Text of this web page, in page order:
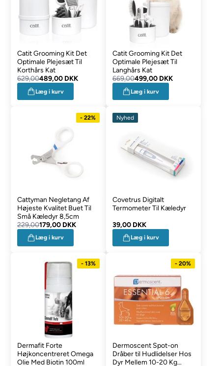
Catit Grooming Kit Det
Optimale Plejesæt Til
Korthårs Kat
629,00489,00 DKK
Læg i kurv
Catit Grooming Kit Det
Optimale Plejesæt Til
Langhårs Kat
669,00499,00 DKK
Læg i kurv
- 22%
Cattyman Negletang Af
Højeste Kvalitet Buet Til
Små Kæledyr 8,5cm
229,00179,00 DKK
Læg i kurv
Nyhed
Covetrus Digitalt
Termometer Til Kæledyr
39,00 DKK
Læg i kurv
- 13%
Dermafit Forte
Højkoncentreret Omega
Olie Med Biotin 100ml
- 20%
Dermoscent Spot-on
Dråber til Hudlidelser Hos
Dyr Mellem 10-20 Kg